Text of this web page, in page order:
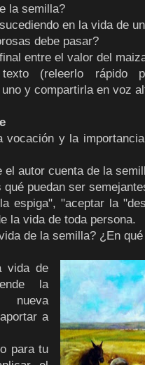
la semilla?
en la vida de
debe pasar?
entre el valor del
(releerlo rápido
uno y compartirla en voz
vocación y la
el autor cuenta de la
puedan ser
espiga", "aceptar la
la vida de toda persona.
de la semilla? ¿En
vida de
la
nueva
a
para tu